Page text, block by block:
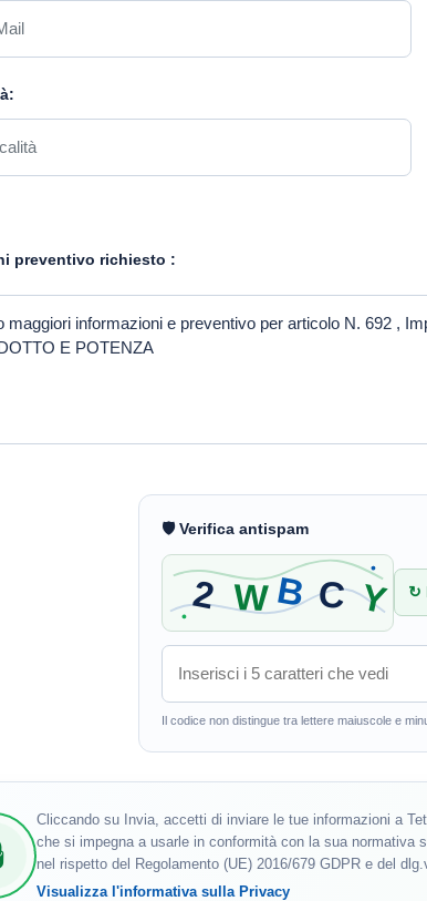
preventivo richiesto :
🛡 Verifica antispam
↻
Il codice non distingue tra lettere maiuscole e
Cliccando su Invia, accetti di inviare le tue informazioni a
che si impegna a usarle in conformità con la sua normativa
nel rispetto del Regolamento (UE) 2016/679 GDPR e del
Visualizza l'informativa sulla Privacy